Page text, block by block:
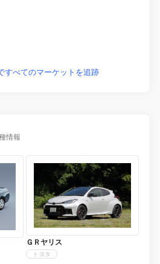
すべてのマーケットを追跡
情報
ＧＲヤリス
トヨタ